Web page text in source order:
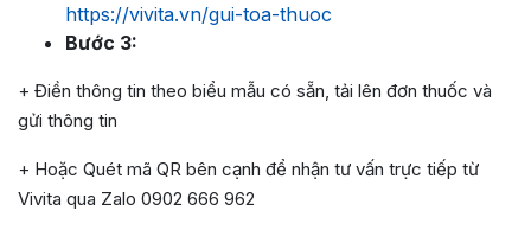
https://vivita.vn/gui-toa-thuoc
Bước 3:
+ Điền thông tin theo biểu mẫu có sẵn, tải lên đơn thuốc và
gửi thông tin
+ Hoặc Quét mã QR bên cạnh để nhận tư vấn trực tiếp từ
Vivita qua Zalo 0902 666 962